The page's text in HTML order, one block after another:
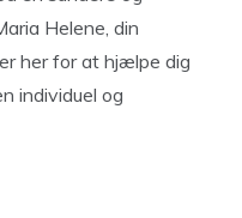
Helene, din
her for at hjælpe dig
individuel og